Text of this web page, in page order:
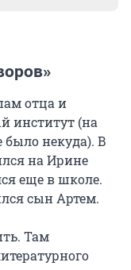
перемены
отца и
институт (на
некуда). В
на Ирине
еще в школе.
сын Артем.
Там